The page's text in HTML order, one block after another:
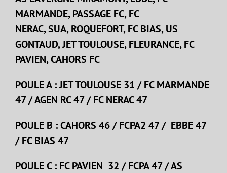
MARMANDE, PASSAGE FC, FC
NERAC, SUA, ROQUEFORT, FC BIAS, US
GONTAUD, JET TOULOUSE, FLEURANCE, FC
PAVIEN, CAHORS FC
POULE A : JET TOULOUSE 31 / FC MARMANDE
47 / AGEN RC 47 / FC NERAC 47
POULE B : CAHORS 46 / FCPA2 47 / EBBE 47
/ FC BIAS 47
POULE C : FC PAVIEN 32 / FCPA 47 / AS